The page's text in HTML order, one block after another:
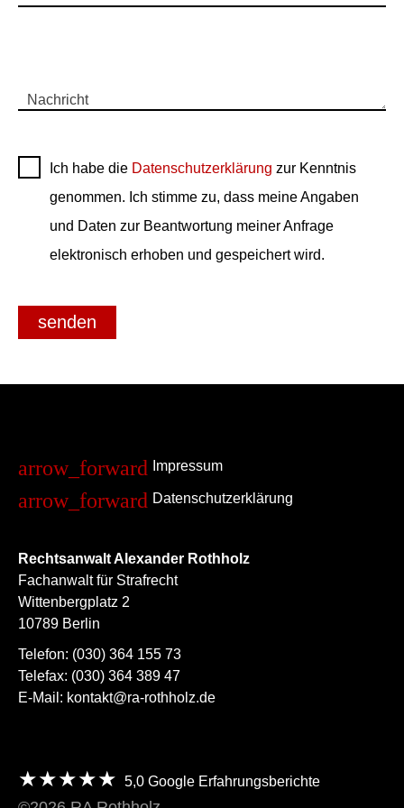
Nachricht
Ich habe die Datenschutzerklärung zur Kenntnis
genommen. Ich stimme zu, dass meine Angaben
und Daten zur Beantwortung meiner Anfrage
elektronisch erhoben und gespeichert wird.
senden
Rechtsanwalt Alexander Rothholz
Fachanwalt für Strafrecht
Wittenbergplatz 2
10789 Berlin
Telefon: (030) 364 155 73
Telefax: (030) 364 389 47
E-Mail: kontakt@ra-rothholz.de
Impressum
Datenschutzerklärung
★★★★★ 5,0 Google Erfahrungsberichte